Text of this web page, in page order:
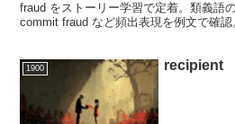
fraud をストーリー学習で定着。類義語
commit fraud など頻出表現を例文で確認
1900 recipient